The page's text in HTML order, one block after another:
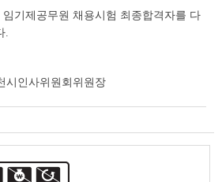
임기제공무원 채용시험 최종합격자를 다
.
시인사위원회위원장